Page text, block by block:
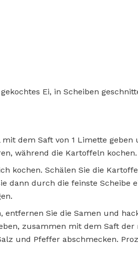
Ei, in Scheiben
dem Saft von 1 Limette
während die Kartoffeln kochen.
kochen. Schälen Sie die
dann durch die feinste Scheibe
entfernen Sie die Samen und
zusammen mit dem Saft
und Pfeffer abschmecken.